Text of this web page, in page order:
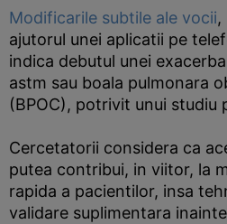
Modificarile subtile ale vocii,
ajutorul unei aplicatii pe
indica debutul unei
astm sau boala pulmonara
(BPOC), potrivit unui studiu
Cercetatorii considera ca
putea contribui, in viitor, la
rapida a pacientilor, insa
validare suplimentara